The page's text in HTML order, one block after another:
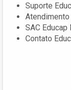
Suporte
Atendimento
SAC Educap
Contato